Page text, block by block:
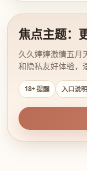
焦点主题：
久久婷婷激情五月
和隐私友好体验，
18+ 提醒 入口说明